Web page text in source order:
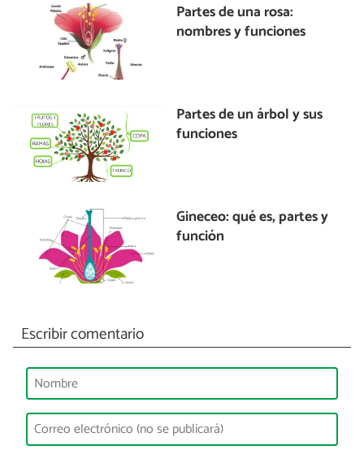
Partes de una rosa:
nombres y funciones
Partes de un árbol y sus
funciones
Gineceo: qué es, partes y
función
Escribir comentario